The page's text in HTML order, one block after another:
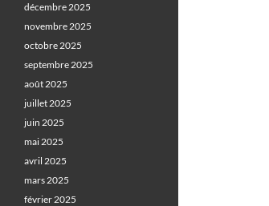
décembre 2025
novembre 2025
octobre 2025
septembre 2025
août 2025
juillet 2025
juin 2025
mai 2025
avril 2025
mars 2025
février 2025